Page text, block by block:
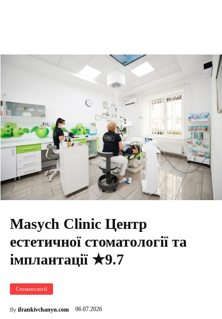
Masych Clinic Центр
естетичної стоматології та
імплантації ★9.7
Стоматології
By ifrankivchanyn.com 06.07.2026